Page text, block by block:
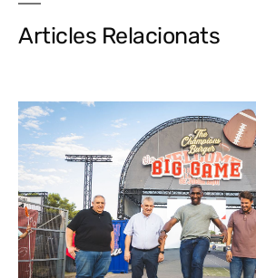
Articles Relacionats